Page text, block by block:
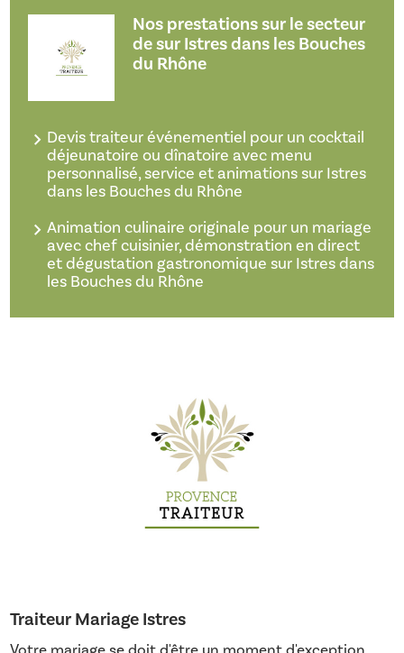
Nos prestations sur le secteur
de sur Istres dans les Bouches
du Rhône
Devis traiteur événementiel pour un cocktail
déjeunatoire ou dînatoire avec menu
personnalisé, service et animations sur Istres
dans les Bouches du Rhône
Animation culinaire originale pour un mariage
avec chef cuisinier, démonstration en direct
et dégustation gastronomique sur Istres dans
les Bouches du Rhône
Traiteur Mariage Istres
Votre mariage se doit d'être un moment d'exception.